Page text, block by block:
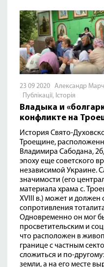
23 09 2020 Александр
Публікації, Історія
Владыка и
конфликте на
История Свято-
Троещине,
Владимира Сабодана,
эпоху еще советского
независимой Украине.
значимости (его
материала храма с.
XVIII в.) может и должен
сопротивления
Одновременно он мог
просветительским и
что расположен в
границе с частным
сложиться и по-
земли, а на его месте